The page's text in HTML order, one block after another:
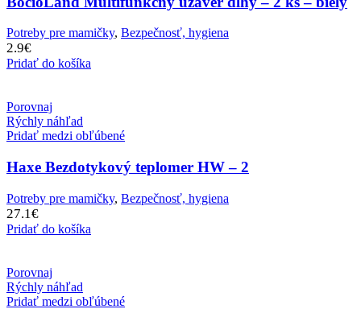
Potreby pre mamičky, Bezpečnosť, hygiena
2.9€
Pridať do košíka
Porovnaj
Rýchly náhľad
Pridať medzi obľúbené
Haxe Bezdotykový teplomer HW – 2
Potreby pre mamičky, Bezpečnosť, hygiena
27.1€
Pridať do košíka
Porovnaj
Rýchly náhľad
Pridať medzi obľúbené